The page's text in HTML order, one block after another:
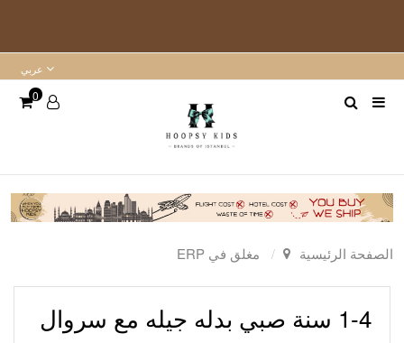
عربي
0
الصفحة الرئيسية مغلق في ERP
1-4 سنة صبي بدله جيله مع سروال